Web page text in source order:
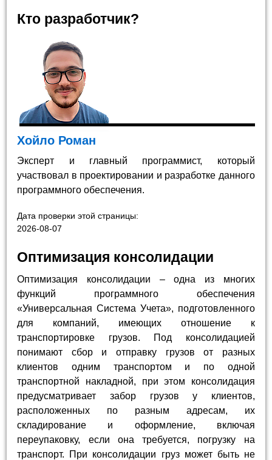
Кто разработчик?
Хойло Роман
Эксперт и главный программист, который
участвовал в проектировании и разработке данного
программного обеспечения.
Дата проверки этой страницы:
2026-08-07
Оптимизация консолидации
Оптимизация консолидации – одна из многих
функций программного обеспечения
«Универсальная Система Учета», подготовленного
для компаний, имеющих отношение к
транспортировке грузов. Под консолидацией
понимают сбор и отправку грузов от разных
клиентов одним транспортом и по одной
транспортной накладной, при этом консолидация
предусматривает забор грузов у клиентов,
расположенных по разным адресам, их
складирование и оформление, включая
переупаковку, если она требуется, погрузку на
транспорт. При консолидации груз может быть не